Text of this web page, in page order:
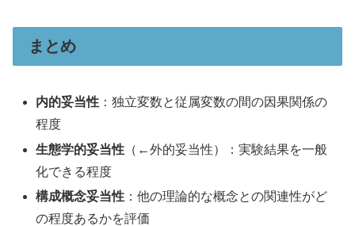
まとめ
内的妥当性 ：独立変数と従属変数の間の因果関係の
程度
生態学的妥当性 （←外的妥当性）：実験結果を一般
化できる程度
構成概念妥当性 ：他の理論的な概念との関連性がど
の程度あるかを評価